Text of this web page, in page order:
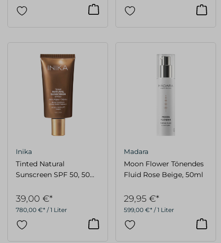
Inika
Tinted Natural
Sunscreen SPF 50, 50
780,00 €* / 1 Liter
39,00 €*
Madara
Moon Flower Tönendes
Fluid Rose Beige, 50ml
599,00 €* / 1 Liter
29,95 €*